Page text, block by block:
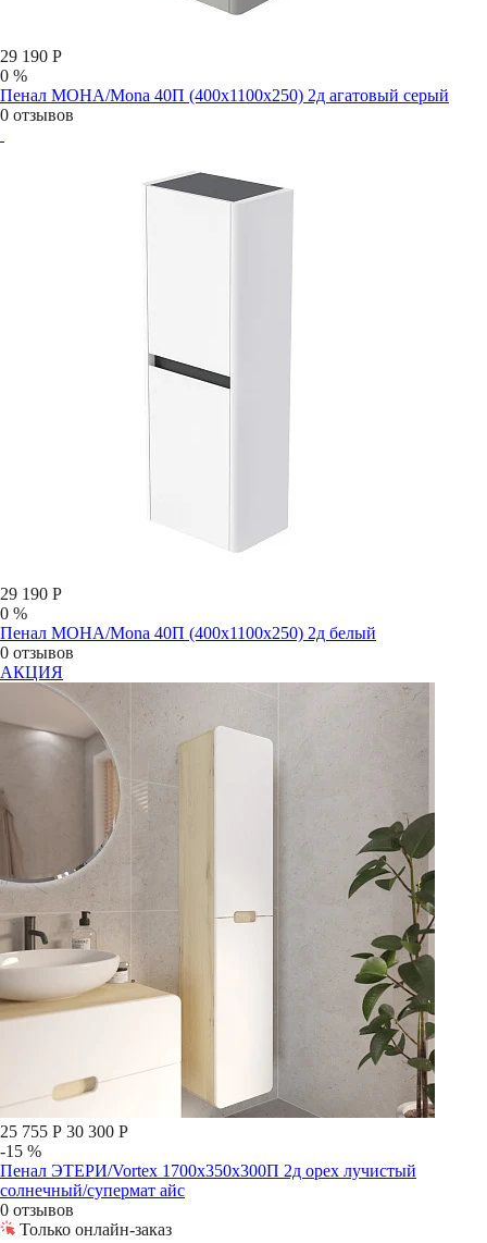
29 190 Р
0 %
Пенал МОНА/Mona 40П (400х1100х250) 2д агатовый серый
0 отзывов
29 190 Р
0 %
Пенал МОНА/Mona 40П (400х1100х250) 2д белый
0 отзывов
АКЦИЯ
25 755 Р 30 300 Р
-15 %
Пенал ЭТЕРИ/Vortex 1700х350х300П 2д орех лучистый
солнечный/супермат айс
0 отзывов
Только онлайн-заказ